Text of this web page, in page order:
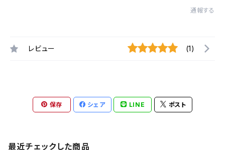
通報する
レビュー (1)
保存 シェア LINE ポスト
最近チェックした商品